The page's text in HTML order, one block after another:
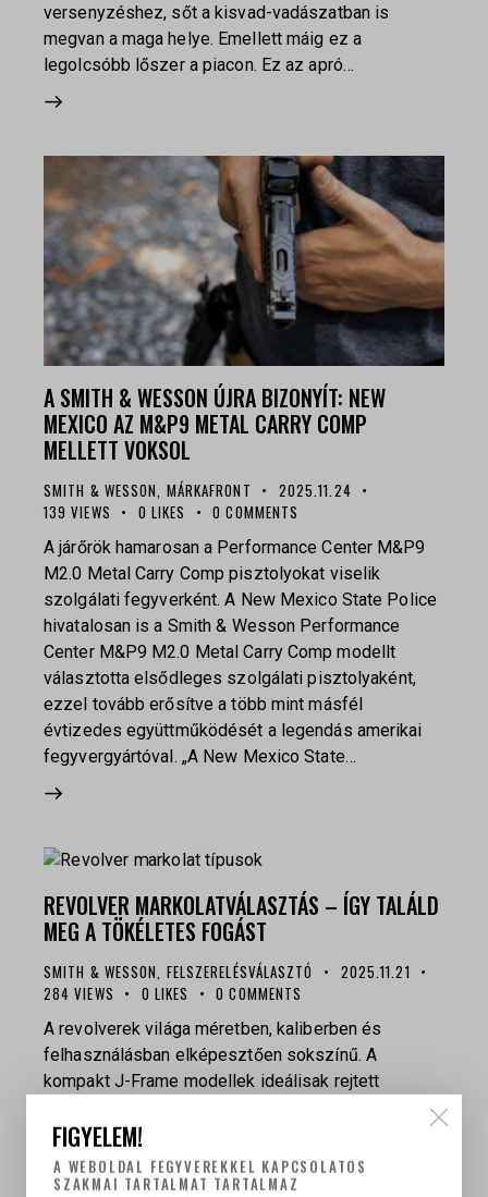
versenyzéshez, sőt a kisvad-vadászatban is
megvan a maga helye. Emellett máig ez a
legolcsóbb lőszer a piacon. Ez az apró…
A SMITH & WESSON ÚJRA BIZONYÍT: NEW
MEXICO AZ M&P9 METAL CARRY COMP
MELLETT VOKSOL
SMITH & WESSON, MÁRKAFRONT
2025.11.24
139 VIEWS 0 LIKES 0 COMMENTS
A járőrök hamarosan a Performance Center M&P9
M2.0 Metal Carry Comp pisztolyokat viselik
szolgálati fegyverként. A New Mexico State Police
hivatalosan is a Smith & Wesson Performance
Center M&P9 M2.0 Metal Carry Comp modellt
választotta elsődleges szolgálati pisztolyaként,
ezzel tovább erősítve a több mint másfél
évtizedes együttműködését a legendás amerikai
fegyvergyártóval. „A New Mexico State…
REVOLVER MARKOLATVÁLASZTÁS – ÍGY TALÁLD
MEG A TÖKÉLETES FOGÁST
SMITH & WESSON, FELSZERELÉSVÁLASZTÓ
2025.11.21
284 VIEWS 0 LIKES 0 COMMENTS
A revolverek világa méretben, kaliberben és
felhasználásban elképesztően sokszínű. A
kompakt J-Frame modellek ideálisak rejtett
viselésre vagy másodfegyvernek, míg a klasszikus
K-, L- és N-frame revolverek a vadászat, a
sportlövészet és az önvédelem kedvelt platformjai.
A csúcsot pedig az X-frame jelenti — a legerősebb,
FIGYELEM!
A WEBOLDAL FEGYVEREKKEL KAPCSOLATOS
SZAKMAI TARTALMAT TARTALMAZ